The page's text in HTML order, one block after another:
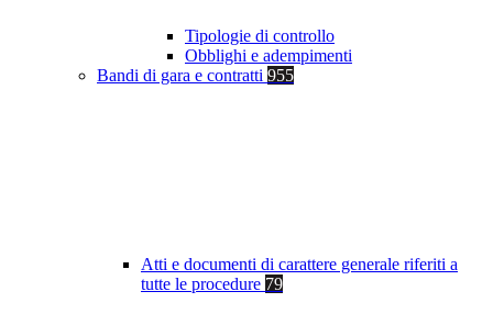
Tipologie di controllo
Obblighi e adempimenti
Bandi di gara e contratti 955
Atti e documenti di carattere generale riferiti a
tutte le procedure 79